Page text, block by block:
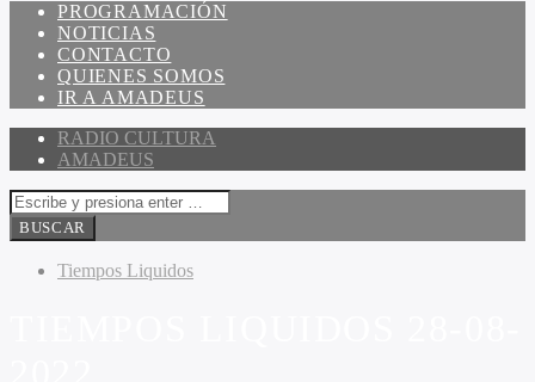
PROGRAMACIÓN
NOTICIAS
CONTACTO
QUIENES SOMOS
IR A AMADEUS
RADIO CULTURA
AMADEUS
Tiempos Liquidos